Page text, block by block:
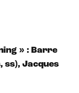
» : Barre
ss), Jacques